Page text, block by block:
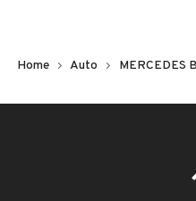
Home Auto MERCEDES